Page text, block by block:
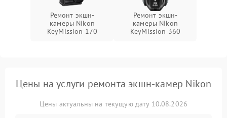
Ремонт экшн-
камеры Nikon
KeyMission 170
Ремонт экшн-
камеры Nikon
KeyMission 360
Цены на услуги ремонта экшн-камер Nikon
Цены актуальны на текущую дату 10.08.2026